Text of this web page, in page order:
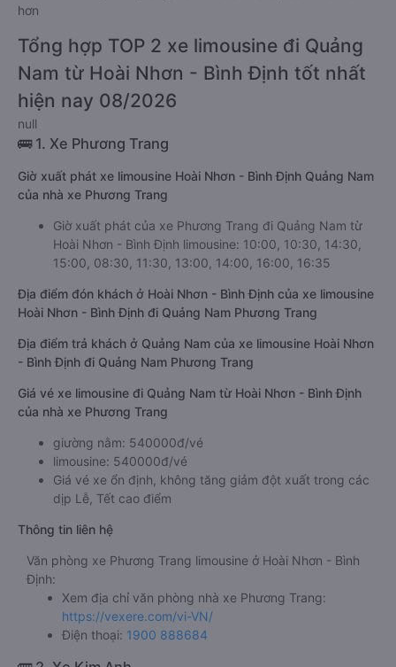
hơn
Tổng hợp TOP 2 xe limousine đi Quảng
Nam từ Hoài Nhơn - Bình Định tốt nhất
hiện nay 08/2026
null
🚌 1. Xe Phương Trang
Giờ xuất phát xe limousine Hoài Nhơn - Bình Định Quảng Nam
của nhà xe Phương Trang
Giờ xuất phát của xe Phương Trang đi Quảng Nam từ
Hoài Nhơn - Bình Định limousine: 10:00, 10:30, 14:30,
15:00, 08:30, 11:30, 13:00, 14:00, 16:00, 16:35
Địa điểm đón khách ở Hoài Nhơn - Bình Định của xe limousine
Hoài Nhơn - Bình Định đi Quảng Nam Phương Trang
Địa điểm trả khách ở Quảng Nam của xe limousine Hoài Nhơn
- Bình Định đi Quảng Nam Phương Trang
Giá vé xe limousine đi Quảng Nam từ Hoài Nhơn - Bình Định
của nhà xe Phương Trang
giường nằm: 540000đ/vé
limousine: 540000đ/vé
Giá vé xe ổn định, không tăng giảm đột xuất trong các
dịp Lễ, Tết cao điểm
Thông tin liên hệ
Văn phòng xe Phương Trang limousine ở Hoài Nhơn - Bình
Định:
Xem địa chỉ văn phòng nhà xe Phương Trang:
https://vexere.com/vi-VN/
Điện thoại: 1900 888684